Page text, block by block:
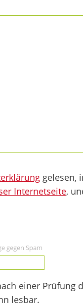
gelesen,
Internetseite,
gegen Spam
einer Prüfung
lesbar.